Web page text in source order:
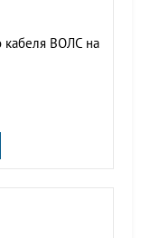
кабеля ВОЛС на